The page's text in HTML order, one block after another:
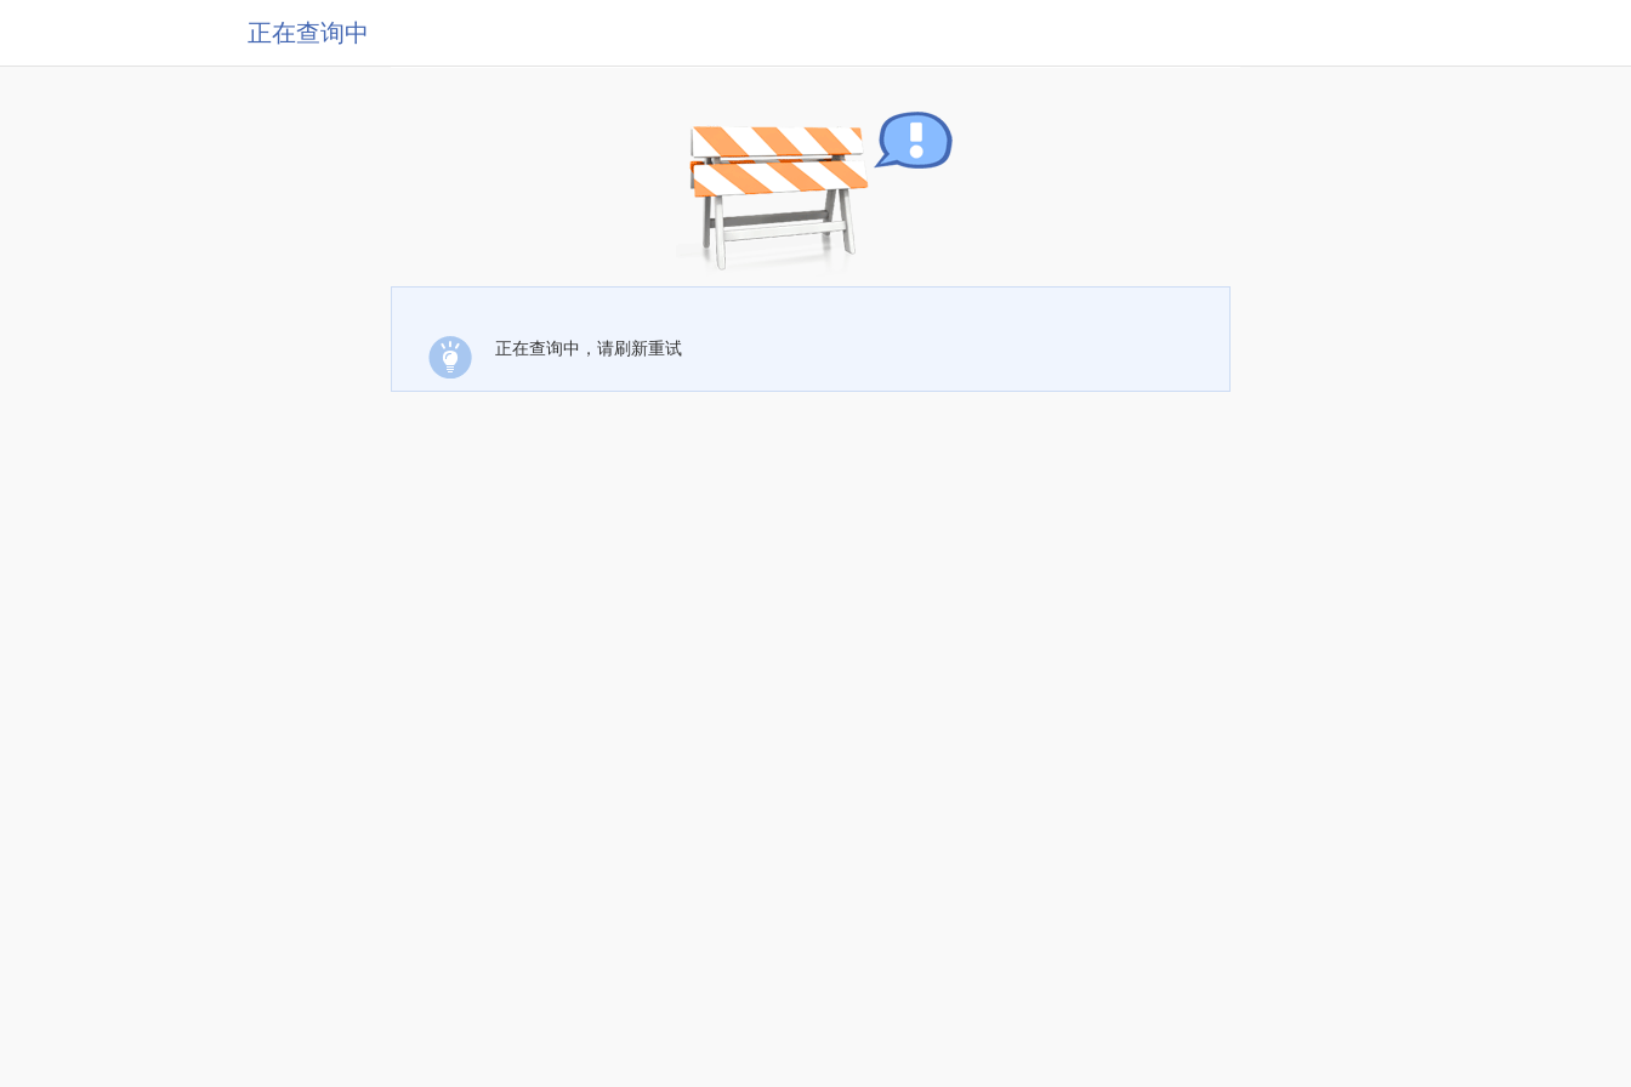
正在查询中
正在查询中，请刷新重试